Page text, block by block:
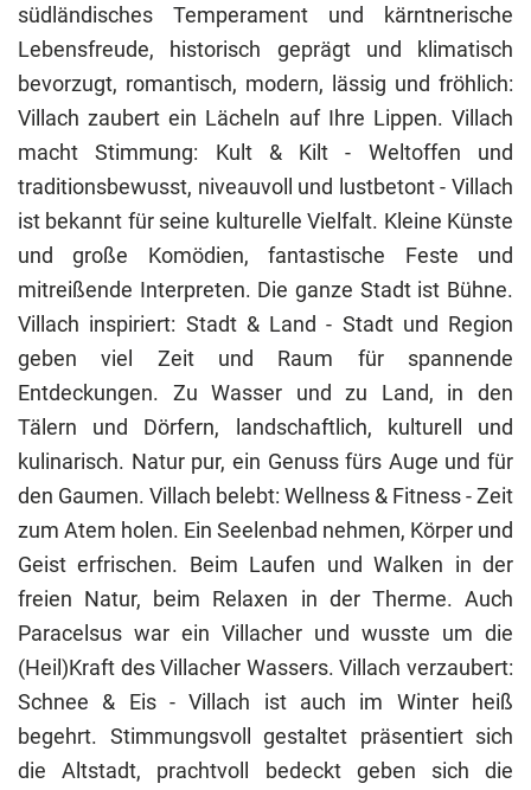
südländisches Temperament und kärntnerische
Lebensfreude, historisch geprägt und klimatisch
bevorzugt, romantisch, modern, lässig und fröhlich:
Villach zaubert ein Lächeln auf Ihre Lippen. Villach
macht Stimmung: Kult & Kilt - Weltoffen und
traditionsbewusst, niveauvoll und lustbetont - Villach
ist bekannt für seine kulturelle Vielfalt. Kleine Künste
und große Komödien, fantastische Feste und
mitreißende Interpreten. Die ganze Stadt ist Bühne.
Villach inspiriert: Stadt & Land - Stadt und Region
geben viel Zeit und Raum für spannende
Entdeckungen. Zu Wasser und zu Land, in den
Tälern und Dörfern, landschaftlich, kulturell und
kulinarisch. Natur pur, ein Genuss fürs Auge und für
den Gaumen. Villach belebt: Wellness & Fitness - Zeit
zum Atem holen. Ein Seelenbad nehmen, Körper und
Geist erfrischen. Beim Laufen und Walken in der
freien Natur, beim Relaxen in der Therme. Auch
Paracelsus war ein Villacher und wusste um die
(Heil)Kraft des Villacher Wassers. Villach verzaubert:
Schnee & Eis - Villach ist auch im Winter heiß
begehrt. Stimmungsvoll gestaltet präsentiert sich
die Altstadt, prachtvoll bedeckt geben sich die